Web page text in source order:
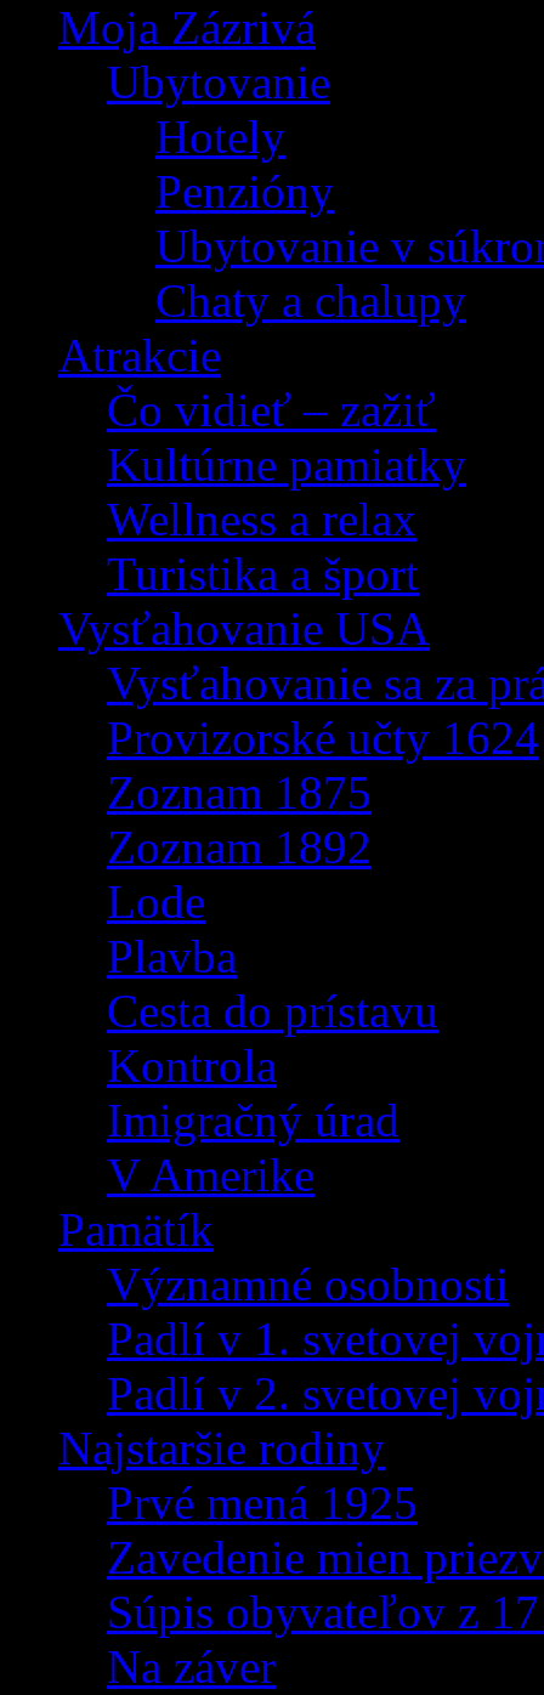
Moja Zázrivá
Ubytovanie
Hotely
Penzióny
Ubytovanie v
Chaty a chalupy
Atrakcie
Čo vidieť – zažiť
Kultúrne pamiatky
Wellness a relax
Turistika a šport
Vysťahovanie USA
Vysťahovanie sa za
Provizorské učty 1624
Zoznam 1875
Zoznam 1892
Lode
Plavba
Cesta do prístavu
Kontrola
Imigračný úrad
V Amerike
Pamätík
Významné osobnosti
Padlí v 1. svetovej
Padlí v 2. svetovej
Najstaršie rodiny
Prvé mená 1925
Zavedenie mien
Súpis obyvateľov z
Na záver